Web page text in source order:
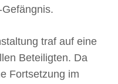
traf auf eine
Beteiligten. Da
Fortsetzung im